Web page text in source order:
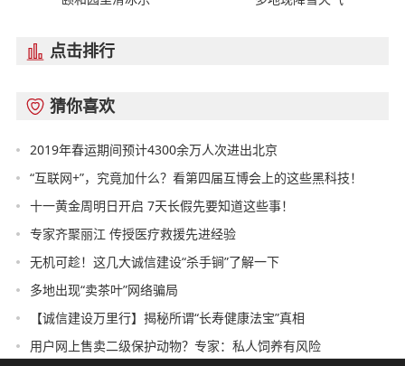
 点击排行
 猜你喜欢
2019年春运期间预计4300余万人次进出北京
“互联网+”，究竟加什么？看第四届互博会上的这些黑科技！
十一黄金周明日开启 7天长假先要知道这些事！
专家齐聚丽江 传授医疗救援先进经验
无机可趁！这几大诚信建设“杀手锏”了解一下
多地出现“卖茶叶”网络骗局
【诚信建设万里行】揭秘所谓“长寿健康法宝”真相
用户网上售卖二级保护动物？专家：私人饲养有风险